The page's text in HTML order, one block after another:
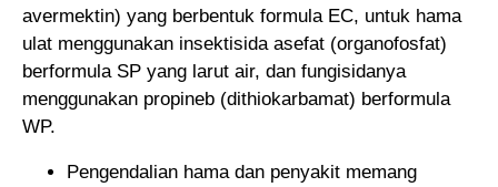
avermektin) yang berbentuk formula EC, untuk hama
ulat menggunakan insektisida asefat (organofosfat)
berformula SP yang larut air, dan fungisidanya
menggunakan propineb (dithiokarbamat) berformula
WP.
Pengendalian hama dan penyakit memang